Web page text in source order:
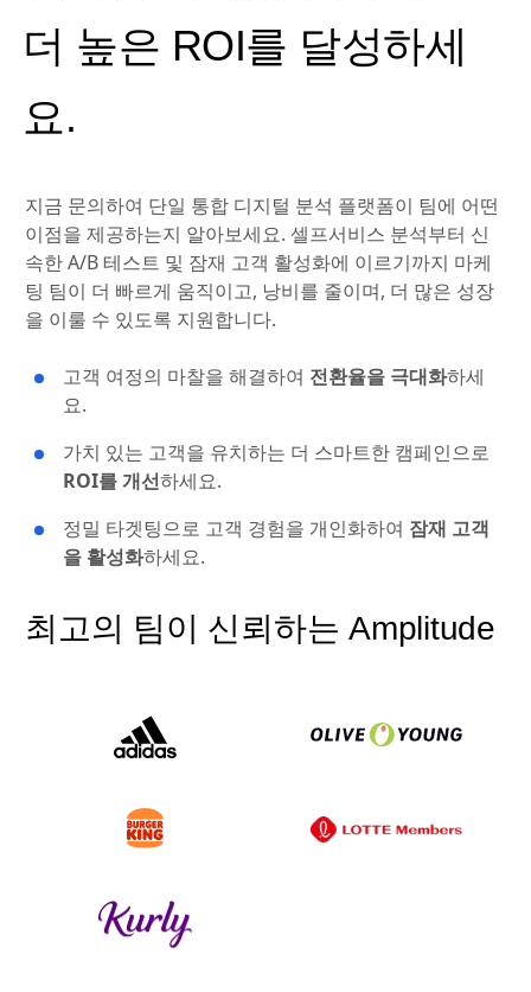
더 높은 ROI를 달성하세
요.
지금 문의하여 단일 통합 디지털 분석 플랫폼이 팀에 어떤
이점을 제공하는지 알아보세요. 셀프서비스 분석부터 신
속한 A/B 테스트 및 잠재 고객 활성화에 이르기까지 마케
팅 팀이 더 빠르게 움직이고, 낭비를 줄이며, 더 많은 성장
을 이룰 수 있도록 지원합니다.
고객 여정의 마찰을 해결하여 전환율을 극대화하세
요.
가치 있는 고객을 유치하는 더 스마트한 캠페인으로
ROI를 개선하세요.
정밀 타겟팅으로 고객 경험을 개인화하여 잠재 고객
을 활성화하세요.
최고의 팀이 신뢰하는 Amplitude